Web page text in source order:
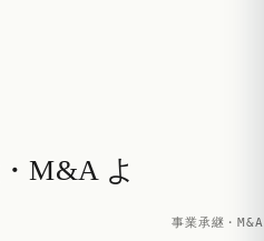
M&A よ
事業承継・M&A